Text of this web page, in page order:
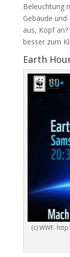
Beleuchtung
Gebäude
aus, Kopf
besser zum
Earth
(c) WWF.